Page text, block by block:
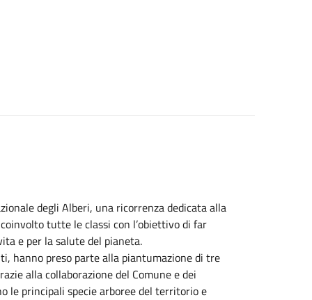
degli Alberi, una ricorrenza dedicata alla
tutte le classi con l’obiettivo di far
e per la salute del pianeta.
hanno preso parte alla piantumazione di tre
alla collaborazione del Comune e dei
le principali specie arboree del territorio e